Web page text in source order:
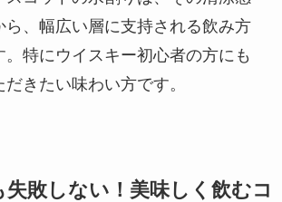
ら、幅広い層に支持される飲み方
。特にウイスキー初心者の方にも
きたい味わい方です。
失敗しない！美味しく飲むコ